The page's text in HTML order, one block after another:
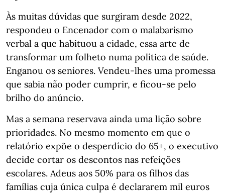
Às muitas dúvidas que surgiram desde 2022,
respondeu o Encenador com o malabarismo
verbal a que habituou a cidade, essa arte de
transformar um folheto numa política de saúde.
Enganou os seniores. Vendeu-lhes uma promessa
que sabia não poder cumprir, e ficou-se pelo
brilho do anúncio.
Mas a semana reservava ainda uma lição sobre
prioridades. No mesmo momento em que o
relatório expõe o desperdício do 65+, o executivo
decide cortar os descontos nas refeições
escolares. Adeus aos 50% para os filhos das
famílias cuja única culpa é declararem mil euros